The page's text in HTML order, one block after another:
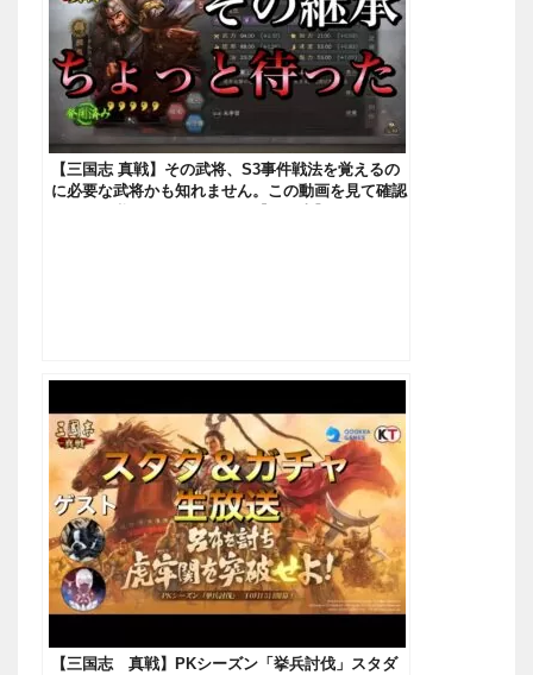
【三国志 真戦】その武将、S3事件戦法を覚えるの
に必要な武将かも知れません。この動画を見て確認
【三国志 真戦】PKシーズン「挙兵討伐」スタダ